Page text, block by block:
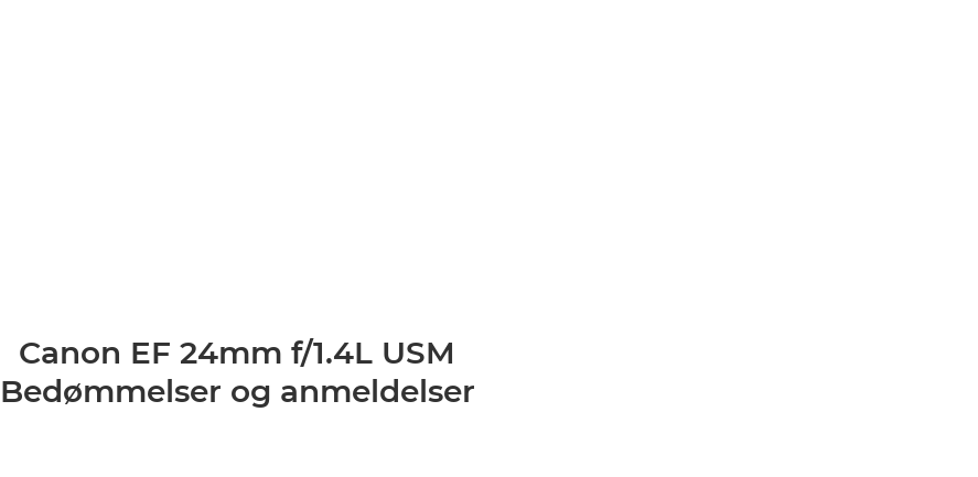
Canon EF 24mm f/1.4L USM
Bedømmelser og anmeldelser